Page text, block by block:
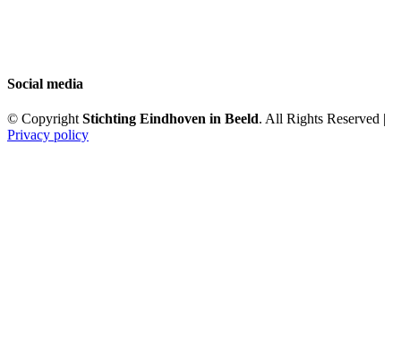
Social media
© CopyrightStichting Eindhoven in Beeld. All Rights Reserved |
Privacy policy